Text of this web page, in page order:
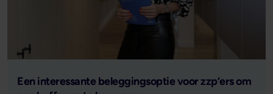
Lees verder
Een interessante beleggingsoptie voor zzp’ers om